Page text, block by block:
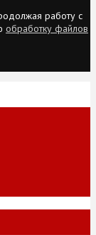
работу с
обработку файлов